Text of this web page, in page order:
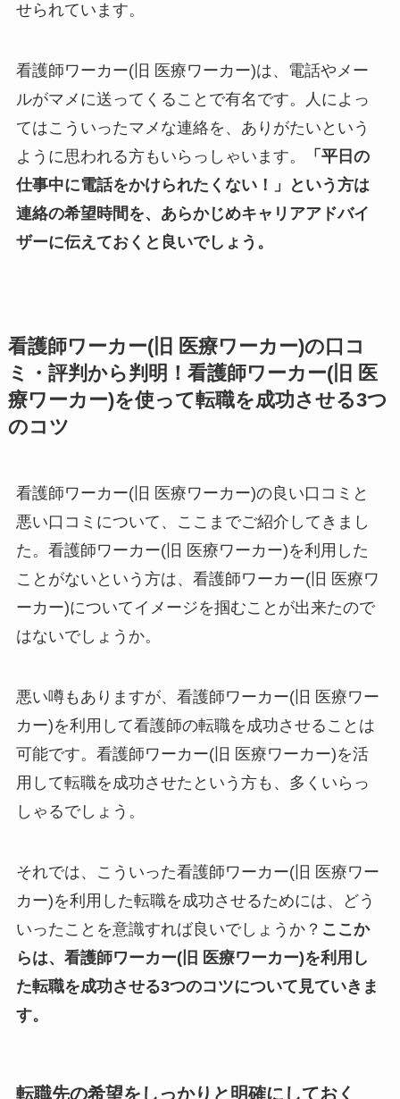
せられています。
看護師ワーカー(旧 医療ワーカー)は、電話やメー
ルがマメに送ってくることで有名です。人によっ
てはこういったマメな連絡を、ありがたいという
ように思われる方もいらっしゃいます。
「平日の
仕事中に電話をかけられたくない！」という方は
連絡の希望時間を、あらかじめキャリアアドバイ
ザーに伝えておくと良いでしょう。
看護師ワーカー(旧 医療ワーカー)の口コ
ミ・評判から判明！看護師ワーカー(旧 医
療ワーカー)を使って転職を成功させる3つ
のコツ
看護師ワーカー(旧 医療ワーカー)の良い口コミと
悪い口コミについて、ここまでご紹介してきまし
た。看護師ワーカー(旧 医療ワーカー)を利用した
ことがないという方は、看護師ワーカー(旧 医療ワ
ーカー)についてイメージを掴むことが出来たので
はないでしょうか。
悪い噂もありますが、看護師ワーカー(旧 医療ワー
カー)を利用して看護師の転職を成功させることは
可能です。看護師ワーカー(旧 医療ワーカー)を活
用して転職を成功させたという方も、多くいらっ
しゃるでしょう。
それでは、こういった看護師ワーカー(旧 医療ワー
カー)を利用した転職を成功させるためには、どう
いったことを意識すれば良いでしょうか？ ここか
らは、看護師ワーカー(旧 医療ワーカー)を利用し
た転職を成功させる3つのコツについて見ていきま
す。
転職先の希望をしっかりと明確にしておく